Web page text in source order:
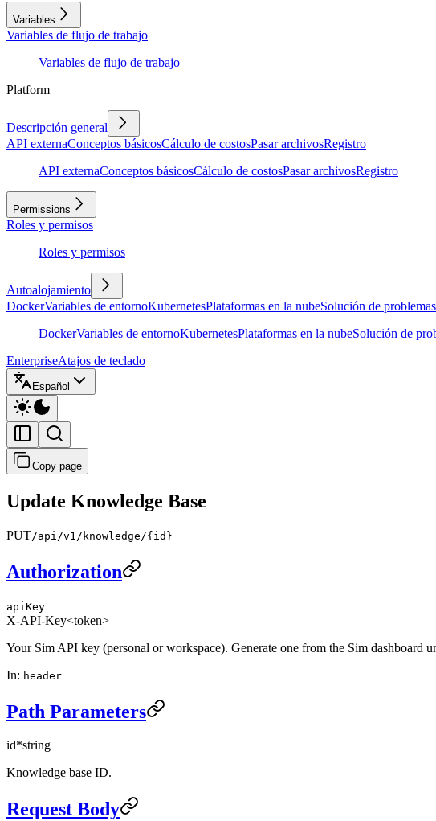
Variables
Variables de flujo de trabajo
Variables de flujo de trabajo
Platform
Descripción general
API externaConceptos básicosCálculo de costosPasar archivosRegistro
API externaConceptos básicosCálculo de costosPasar archivosRegistro
Permissions
Roles y permisos
Roles y permisos
Autoalojamiento
DockerVariables de entornoKubernetesPlataformas en la nubeSolución de problemas
DockerVariables de entornoKubernetesPlataformas en la nubeSolución de
EnterpriseAtajos de teclado
Español
Copy page
Update Knowledge Base
PUT/api/v1/knowledge/{id}
Authorization
apiKey
X-API-Key<token>
Your Sim API key (personal or workspace). Generate one from the Sim dashboard
In: header
Path Parameters
id*string
Knowledge base ID.
Request Body